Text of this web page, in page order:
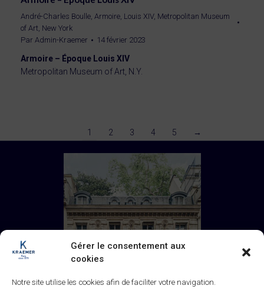
Gérer le consentement aux
cookies
Notre site utilise les cookies afin de faciliter votre navigation.
André-Charles Boulle, Armoire, Louis XIV, Metropolitan Museum
of Art, New York
Par Admin-Kraemer 14 février 2023
Armoire – Époque Louis XIV
Metropolitan Museum of Art, N.Y.
1 2 3 4 5 →